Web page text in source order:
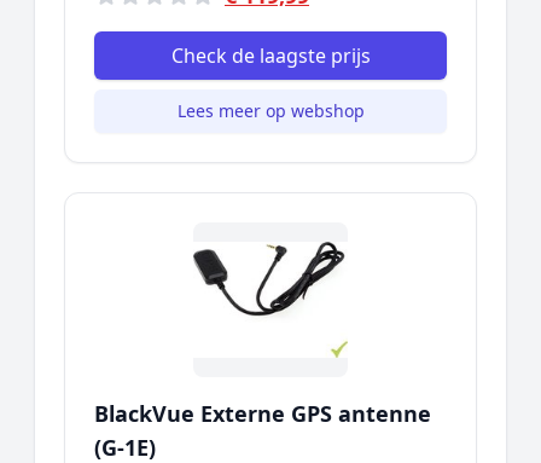
Check de laagste prijs
Lees meer op webshop
BlackVue Externe GPS antenne
(G-1E)